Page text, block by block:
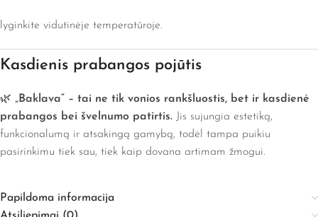
lyginkite vidutinėje temperatūroje.
Kasdienis prabangos pojūtis
🌿 „Baklava“ – tai ne tik vonios rankšluostis, bet ir kasdienė
prabangos bei švelnumo patirtis. Jis sujungia estetiką,
funkcionalumą ir atsakingą gamybą, todėl tampa puikiu
pasirinkimu tiek sau, tiek kaip dovana artimam žmogui.
Papildoma informacija